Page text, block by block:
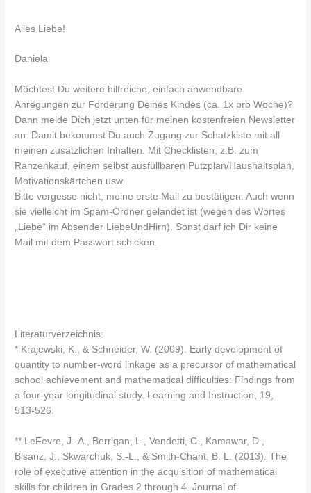
Alles Liebe!
Daniela
Möchtest Du weitere hilfreiche, einfach anwendbare
Anregungen zur Förderung Deines Kindes (ca. 1x pro Woche)?
Dann melde Dich jetzt unten für meinen kostenfreien Newsletter
an. Damit bekommst Du auch Zugang zur Schatzkiste mit all
meinen zusätzlichen Inhalten. Mit Checklisten, z.B. zum
Ranzenkauf, einem selbst ausfüllbaren Putzplan/Haushaltsplan,
Motivationskärtchen usw..
Bitte vergesse nicht, meine erste Mail zu bestätigen. Auch wenn
sie vielleicht im Spam-Ordner gelandet ist (wegen des Wortes
„Liebe“ im Absender LiebeUndHirn). Sonst darf ich Dir keine
Mail mit dem Passwort schicken.
Literaturverzeichnis:
* Krajewski, K., & Schneider, W. (2009). Early development of
quantity to number-word linkage as a precursor of mathematical
school achievement and mathematical difficulties: Findings from
a four-year longitudinal study. Learning and Instruction, 19,
513-526.
** LeFevre, J.-A., Berrigan, L., Vendetti, C., Kamawar, D.,
Bisanz, J., Skwarchuk, S.-L., & Smith-Chant, B. L. (2013). The
role of executive attention in the acquisition of mathematical
skills for children in Grades 2 through 4. Journal of